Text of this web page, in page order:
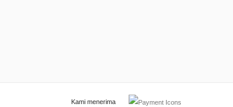
Kami menerima